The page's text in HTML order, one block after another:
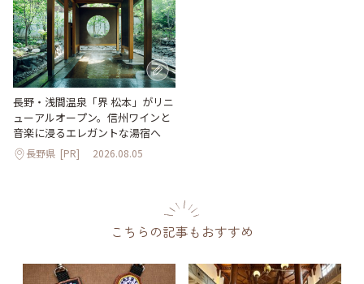
長野・浅間温泉「界 松本」がリニ
ューアルオープン。信州ワインと
音楽に浸るエレガントな湯宿へ
長野県 [PR] 2026.08.05
こちらの記事もおすすめ